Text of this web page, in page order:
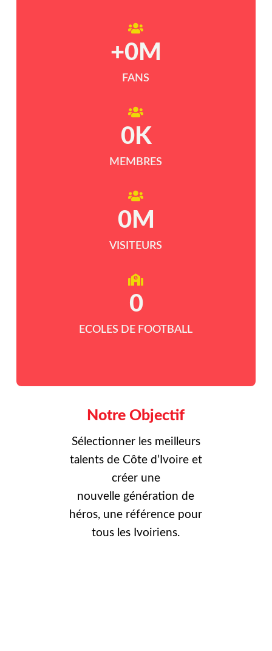
FANS
+0 M
MEMBRES
0K
VISITEURS
0M
ECOLES DE FOOTBALL
0
Notre Objectif
Sélectionner les meilleurs
talents de Côte d’Ivoire et
créer une
nouvelle génération de
héros, une référence pour
tous les Ivoiriens.